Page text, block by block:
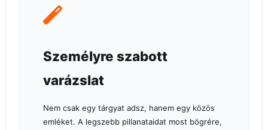
Személyre szabott
varázslat
Nem csak egy tárgyat adsz, hanem egy közös
emléket. A legszebb pillanataidat most bögrére,